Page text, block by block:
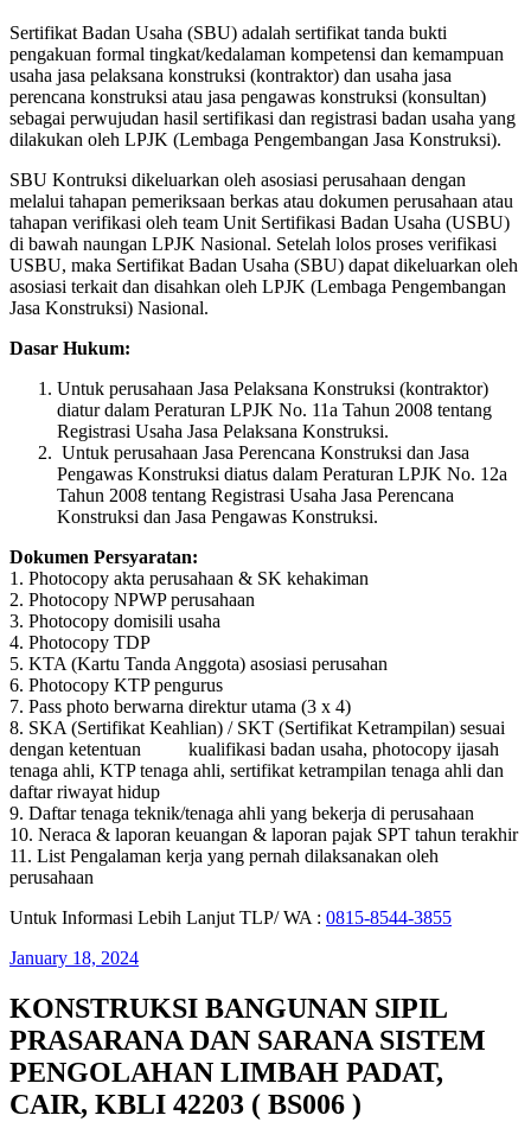
Sertifikat Badan Usaha (SBU) adalah sertifikat tanda bukti
pengakuan formal tingkat/kedalaman kompetensi dan kemampuan
usaha jasa pelaksana konstruksi (kontraktor) dan usaha jasa
perencana konstruksi atau jasa pengawas konstruksi (konsultan)
sebagai perwujudan hasil sertifikasi dan registrasi badan usaha yang
dilakukan oleh LPJK (Lembaga Pengembangan Jasa Konstruksi).
SBU Kontruksi dikeluarkan oleh asosiasi perusahaan dengan
melalui tahapan pemeriksaan berkas atau dokumen perusahaan atau
tahapan verifikasi oleh team Unit Sertifikasi Badan Usaha (USBU)
di bawah naungan LPJK Nasional. Setelah lolos proses verifikasi
USBU, maka Sertifikat Badan Usaha (SBU) dapat dikeluarkan oleh
asosiasi terkait dan disahkan oleh LPJK (Lembaga Pengembangan
Jasa Konstruksi) Nasional.
Dasar Hukum:
Untuk perusahaan Jasa Pelaksana Konstruksi (kontraktor)
diatur dalam Peraturan LPJK No. 11a Tahun 2008 tentang
Registrasi Usaha Jasa Pelaksana Konstruksi.
Untuk perusahaan Jasa Perencana Konstruksi dan Jasa
Pengawas Konstruksi diatus dalam Peraturan LPJK No. 12a
Tahun 2008 tentang Registrasi Usaha Jasa Perencana
Konstruksi dan Jasa Pengawas Konstruksi.
Dokumen Persyaratan:
1. Photocopy akta perusahaan & SK kehakiman
2. Photocopy NPWP perusahaan
3. Photocopy domisili usaha
4. Photocopy TDP
5. KTA (Kartu Tanda Anggota) asosiasi perusahan
6. Photocopy KTP pengurus
7. Pass photo berwarna direktur utama (3 x 4)
8. SKA (Sertifikat Keahlian) / SKT (Sertifikat Ketrampilan) sesuai
dengan ketentuan kualifikasi badan usaha, photocopy ijasah
tenaga ahli, KTP tenaga ahli, sertifikat ketrampilan tenaga ahli dan
daftar riwayat hidup
9. Daftar tenaga teknik/tenaga ahli yang bekerja di perusahaan
10. Neraca & laporan keuangan & laporan pajak SPT tahun terakhir
11. List Pengalaman kerja yang pernah dilaksanakan oleh
perusahaan
Untuk Informasi Lebih Lanjut TLP/ WA : 0815-8544-3855
January 18, 2024
KONSTRUKSI BANGUNAN SIPIL
PRASARANA DAN SARANA SISTEM
PENGOLAHAN LIMBAH PADAT,
CAIR, KBLI 42203 ( BS006 )